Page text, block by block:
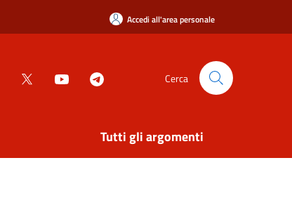
Accedi all'area personale
Cerca
Tutti gli argomenti